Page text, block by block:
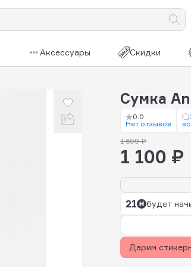
Аксессуары Скидки
Сумка
0.0
Нет отзывов
1 699 ₽
1 100 ₽
21 будет
Дарим